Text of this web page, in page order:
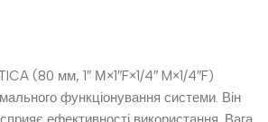
(80 мм, 1″ М×1″F×1/4″ M×1/4″F)
функціонування системи. Він